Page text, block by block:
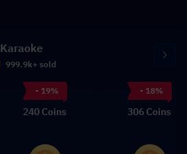
999.9k+ sold
- 19%
240 Coins
- 18%
306 Coins